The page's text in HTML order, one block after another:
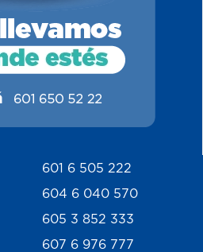
601 6 505 222
604 6 040 570
605 3 852 333
607 6 976 777